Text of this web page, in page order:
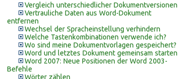
Vergleich unterschiedlicher Dokumentversionen
Vertrauliche Daten aus Word-Dokument
entfernen
Wechsel der Spracheinstellung verhindern
Welche Tastenkombinationen verwende ich?
Wo sind meine Dokumentvorlagen gespeichert?
Word und letztes Dokument gemeinsam starten
Word 2007: Neue Positionen der Word 2003-
Befehle
Wörter zählen